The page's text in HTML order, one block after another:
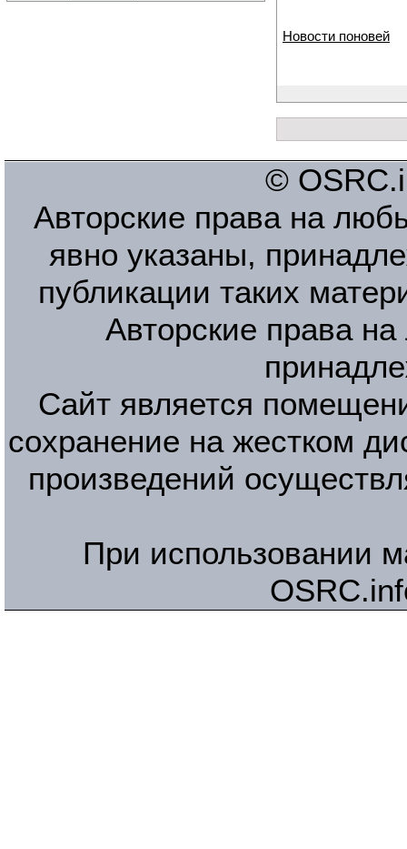
Новости поновей
©
Авторские права на
явно указаны,
публикации таких
Авторские права
Сайт является
сохранение на жестком
произведений
При использовании